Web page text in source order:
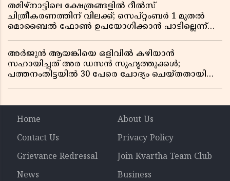
തമിഴ്‌നാട്ടിലെ ക്ഷേത്രങ്ങളിൽ റീൽസ്
ചിത്രീകരണത്തിന് വിലക്ക്; സെപ്റ്റംബർ 1 മുതൽ
മൊബൈൽ ഫോൺ ഉപയോഗിക്കാൻ പാടില്ലെന്ന്
അർജുൻ ആയങ്കിയെ ഒളിവിൽ കഴിയാൻ
സഹായിച്ചത് അര ഡസൻ സുഹൃത്തുക്കൾ;
പത്തനംതിട്ടയിൽ 30 പേരെ ചോദ്യം ചെയ്തതായി
Home
About Us
Contact Us
Privacy Policy
Grievance Redressal
Join Kvartha Team Club
News
Business